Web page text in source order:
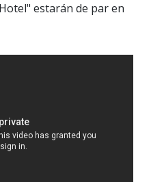
estarán de par en